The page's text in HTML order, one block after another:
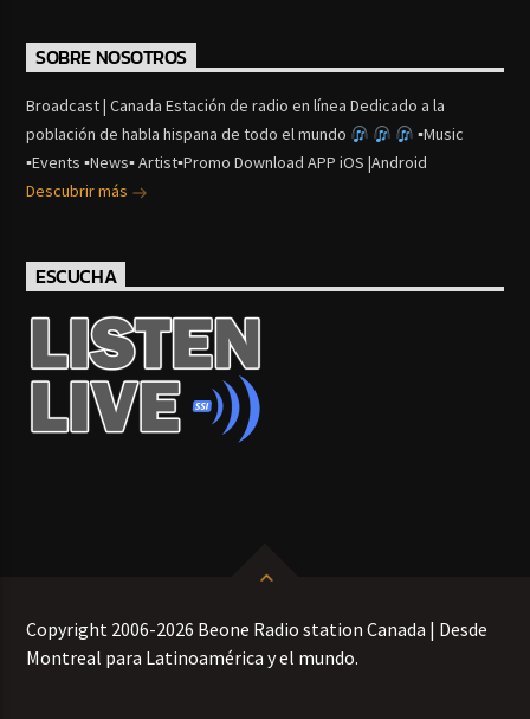
SOBRE NOSOTROS
Broadcast | Canada Estación de radio en línea Dedicado a la
población de habla hispana de todo el mundo
▪Music
▪Events ▪News▪ Artist▪Promo Download APP iOS |Android
Descubrir más
ESCUCHA
Copyright 2006-2026 Beone Radio station Canada | Desde
Montreal para Latinoamérica y el mundo.